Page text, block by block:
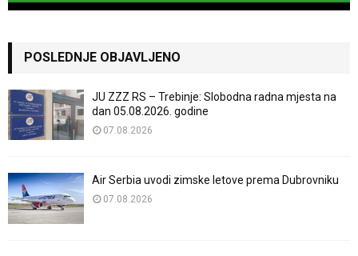
POSLEDNJE OBJAVLJENO
JU ZZZ RS – Trebinje: Slobodna radna mjesta na
dan 05.08.2026. godine
07.08.2026
Air Serbia uvodi zimske letove prema Dubrovniku
07.08.2026